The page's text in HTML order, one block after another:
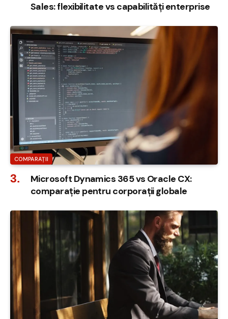
Sales: flexibilitate vs capabilități enterprise
COMPARAȚII
Microsoft Dynamics 365 vs Oracle CX:
comparație pentru corporații globale